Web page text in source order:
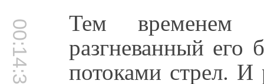
00:14:38 Тем временем
разгневанный его
потоками стрел. И